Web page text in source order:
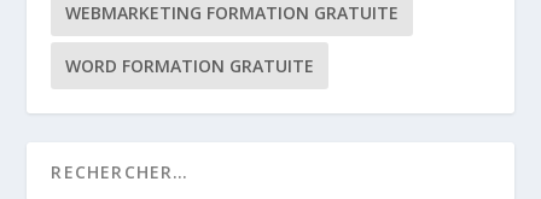
WEBMARKETING FORMATION GRATUITE
WORD FORMATION GRATUITE